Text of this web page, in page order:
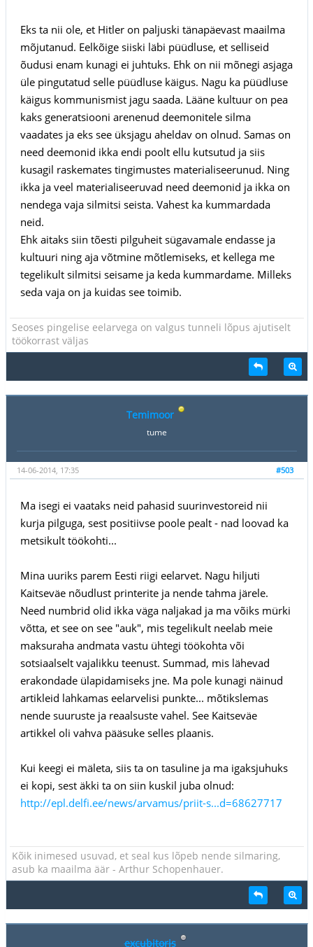
Eks ta nii ole, et Hitler on paljuski tänapäevast maailma
mõjutanud. Eelkõige siiski läbi püüdluse, et selliseid
õudusi enam kunagi ei juhtuks. Ehk on nii mõnegi asjaga
üle pingutatud selle püüdluse käigus. Nagu ka püüdluse
käigus kommunismist jagu saada. Lääne kultuur on pea
kaks generatsiooni arenenud deemonitele silma
vaadates ja eks see üksjagu aheldav on olnud. Samas on
need deemonid ikka endi poolt ellu kutsutud ja siis
kusagil raskemates tingimustes materialiseerunud. Ning
ikka ja veel materialiseeruvad need deemonid ja ikka on
nendega vaja silmitsi seista. Vahest ka kummardada
neid.
Ehk aitaks siin tõesti pilguheit sügavamale endasse ja
kultuuri ning aja võtmine mõtlemiseks, et kellega me
tegelikult silmitsi seisame ja keda kummardame. Milleks
seda vaja on ja kuidas see toimib.
Seoses pingelise eelarvega on valgus tunneli lõpus ajutiselt
töökorrast väljas
Temimoor
tume
#503
14-06-2014, 17:35
Ma isegi ei vaataks neid pahasid suurinvestoreid nii
kurja pilguga, sest positiivse poole pealt - nad loovad ka
metsikult töökohti...
Mina uuriks parem Eesti riigi eelarvet. Nagu hiljuti
Kaitseväe nõudlust printerite ja nende tahma järele.
Need numbrid olid ikka väga naljakad ja ma võiks mürki
võtta, et see on see "auk", mis tegelikult neelab meie
maksuraha andmata vastu ühtegi töökohta või
sotsiaalselt vajalikku teenust. Summad, mis lähevad
erakondade ülapidamiseks jne. Ma pole kunagi näinud
artikleid lahkamas eelarvelisi punkte... mõtikslemas
nende suuruste ja reaalsuste vahel. See Kaitseväe
artikkel oli vahva pääsuke selles plaanis.
Kui keegi ei mäleta, siis ta on tasuline ja ma igaksjuhuks
ei kopi, sest äkki ta on siin kuskil juba olnud:
http://epl.delfi.ee/news/arvamus/priit-s...d=68627717
Kõik inimesed usuvad, et seal kus lõpeb nende silmaring,
asub ka maailma äär - Arthur Schopenhauer.
excubitoris